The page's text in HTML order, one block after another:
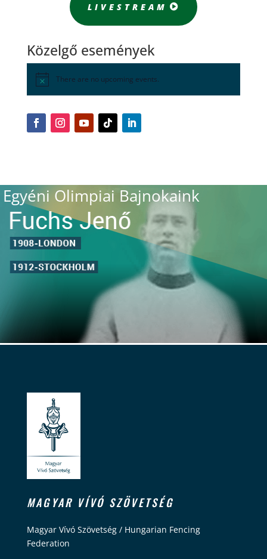
LIVESTREAM
Közelgő események
There are no upcoming events.
Egyéni Olimpiai Bajnokaink
MAGYAR VÍVÓ SZÖVETSÉG
Magyar Vívó Szövetség / Hungarian Fencing
Federation